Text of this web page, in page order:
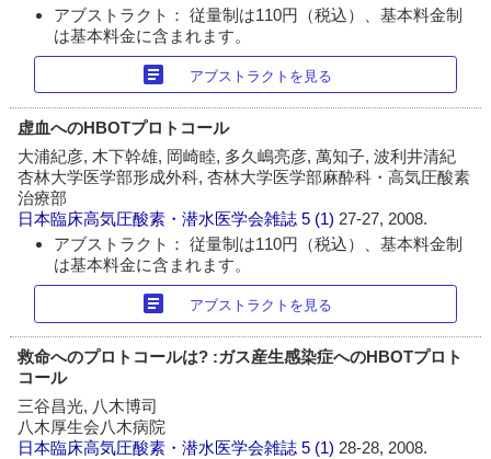
アブストラクト： 従量制は110円（税込）、基本料金制
は基本料金に含まれます。
article アブストラクトを見る
虚血へのHBOTプロトコール
大浦紀彦, 木下幹雄, 岡崎睦, 多久嶋亮彦, 萬知子, 波利井清紀
杏林大学医学部形成外科, 杏林大学医学部麻酔科・高気圧酸素
治療部
日本臨床高気圧酸素・潜水医学会雑誌 5 (1) 27-27, 2008.
アブストラクト： 従量制は110円（税込）、基本料金制
は基本料金に含まれます。
article アブストラクトを見る
救命へのプロトコールは? :ガス産生感染症へのHBOTプロト
コール
三谷昌光, 八木博司
八木厚生会八木病院
日本臨床高気圧酸素・潜水医学会雑誌 5 (1) 28-28, 2008.